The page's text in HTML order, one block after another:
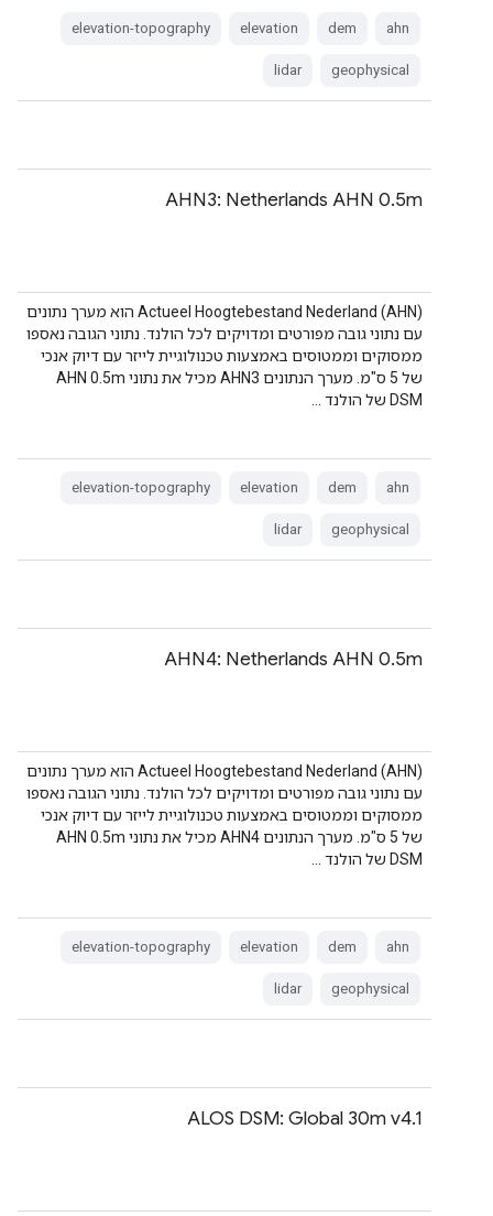
ahn
dem
elevation
elevation-topography
geophysical
lidar
AHN3: Netherlands AHN 0.5m
‫Actueel Hoogtebestand Nederland (AHN) הוא מערך נתונים
עם נתוני גובה מפורטים ומדויקים לכל הולנד. נתוני הגובה נאספו
ממסוקים וממטוסים באמצעות טכנולוגיית לייזר עם דיוק אנכי
של 5 ס"מ. מערך הנתונים AHN3 מכיל את נתוני AHN 0.5m
DSM של הולנד …
ahn
dem
elevation
elevation-topography
geophysical
lidar
AHN4: Netherlands AHN 0.5m
‫Actueel Hoogtebestand Nederland (AHN) הוא מערך נתונים
עם נתוני גובה מפורטים ומדויקים לכל הולנד. נתוני הגובה נאספו
ממסוקים וממטוסים באמצעות טכנולוגיית לייזר עם דיוק אנכי
של 5 ס"מ. מערך הנתונים AHN4 מכיל את נתוני AHN 0.5m
DSM של הולנד …
ahn
dem
elevation
elevation-topography
geophysical
lidar
ALOS DSM: Global 30m v4.1